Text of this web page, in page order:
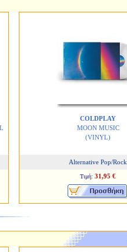
COLDPLAY
MOON MUSIC
(VINYL)
Alternative Pop/Rock
Τιμή: 31,95 €